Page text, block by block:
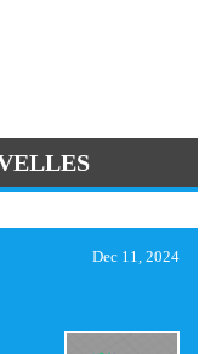
Dec 11, 2024